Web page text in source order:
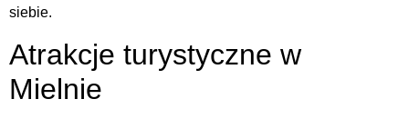
siebie.
Atrakcje turystyczne w
Mielnie